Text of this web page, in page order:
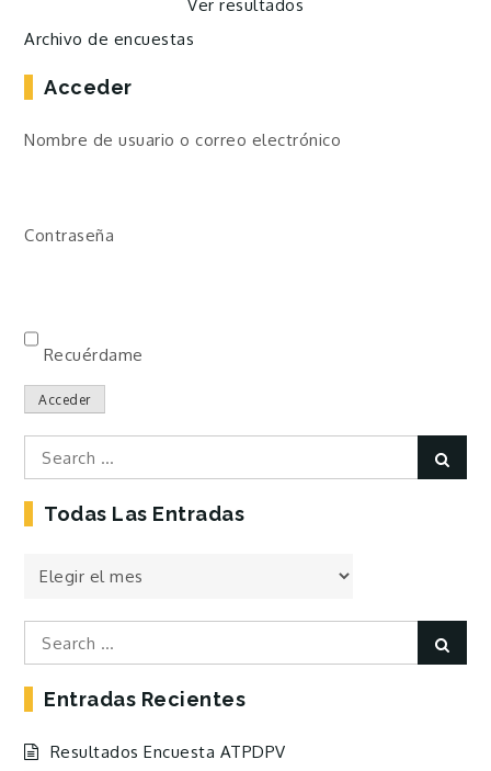
Ver resultados
Archivo de encuestas
Acceder
Nombre de usuario o correo electrónico
Contraseña
Recuérdame
Acceder
Search
for:
Todas Las Entradas
Todas
Entradas
Search
for:
Entradas Recientes
Resultados Encuesta ATPDPV